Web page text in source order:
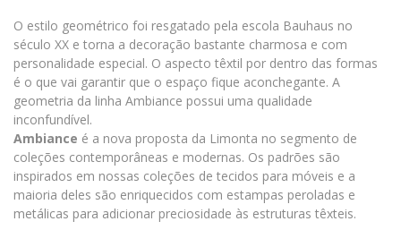
O estilo geométrico foi resgatado pela escola Bauhaus no
século XX e torna a decoração bastante charmosa e com
personalidade especial. O aspecto têxtil por dentro das formas
é o que vai garantir que o espaço fique aconchegante. A
geometria da linha Ambiance possui uma qualidade
inconfundível.
Ambiance é a nova proposta da Limonta no segmento de
coleções contemporâneas e modernas. Os padrões são
inspirados em nossas coleções de tecidos para móveis e a
maioria deles são enriquecidos com estampas peroladas e
metálicas para adicionar preciosidade às estruturas têxteis.